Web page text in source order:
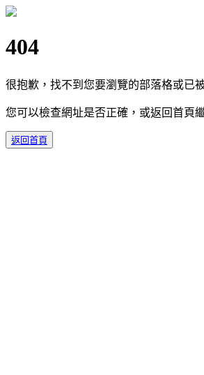
404
很抱歉，找不到您要瀏覽的部落格或已
您可以檢查網址是否正確，或返回首頁
返回首頁